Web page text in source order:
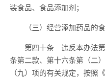
装食品、食品添加剂；
（三）经营添加药品的食
第四十条 违反本办法第
条第二款、第十六条第（二
（九）项的有关规定，按照